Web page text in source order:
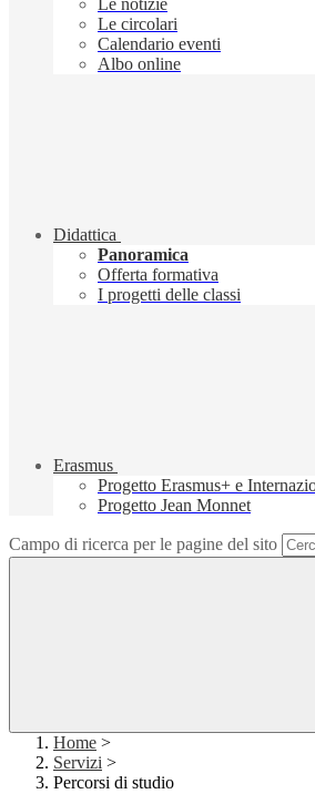
Le notizie
Le circolari
Calendario eventi
Albo online
Didattica
Panoramica
Offerta formativa
I progetti delle classi
Erasmus
Progetto Erasmus+ e
Progetto Jean Monnet
Campo di ricerca per le pagine del sito
Home >
Servizi >
Percorsi di studio